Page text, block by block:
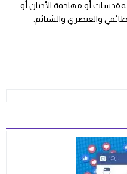
أو مهاجمة الأديان أو
والعنصري والشتائم.